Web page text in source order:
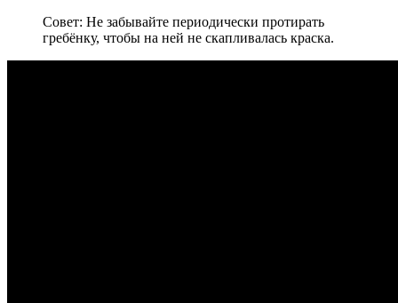
Совет: Не забывайте периодически протирать
гребёнку, чтобы на ней не скапливалась краска.